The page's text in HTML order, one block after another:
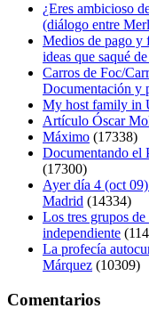
¿Eres ambicioso
(diálogo entre
Medios de pago y
ideas que saqué
Carros de Foc/
Documentación y
My host family in
Artículo Óscar
Máximo (17338)
Documentando el
(17300)
Ayer día 4 (oct
Madrid (14334)
Los tres grupos
independiente
La profecía
Márquez (10309)
Comentarios